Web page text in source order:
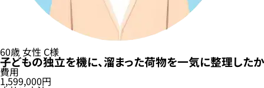
60歳女性 C様
子どもの独立を機に、溜まった荷物を一気に整理した
費用
1,599,000円